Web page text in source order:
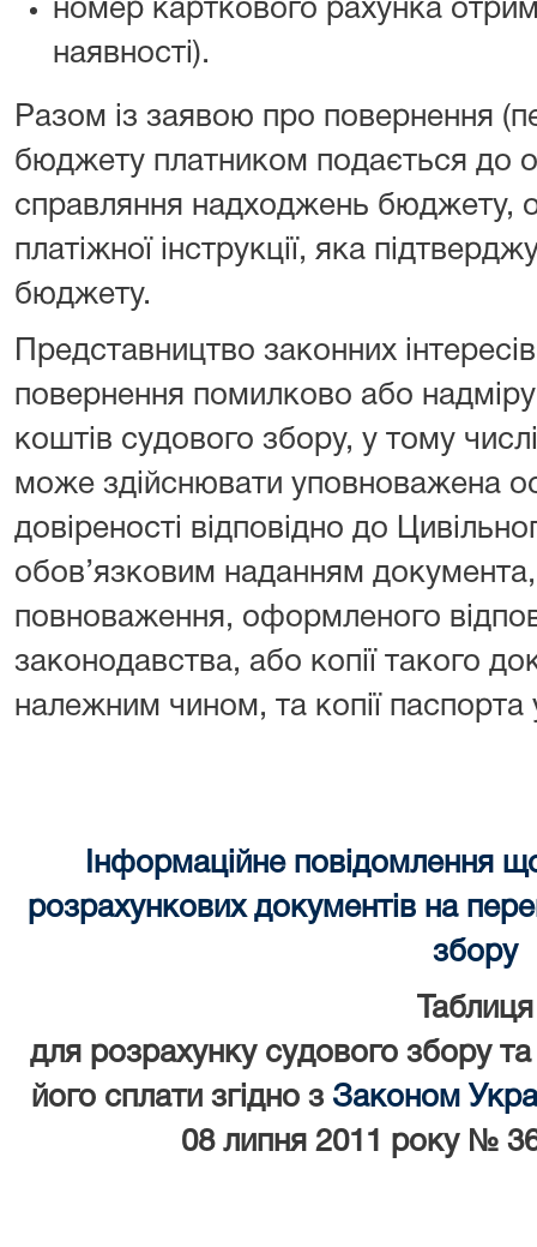
номер карткового рахунка
наявності).
Разом із заявою про повернення
бюджету платником подається до
справляння надходжень бюджету,
платіжної інструкції, яка
бюджету.
Представництво законних
повернення помилково або
коштів судового збору, у тому
може здійснювати уповноважена
довіреності відповідно до
обов’язковим наданням документа,
повноваження, оформленого
законодавства, або копії такого
належним чином, та копії
Інформаційне повідомлення
розрахункових документів на
збору
Таблиця
для розрахунку судового збору
його сплати згідно з Законом
08 липня 2011 року №